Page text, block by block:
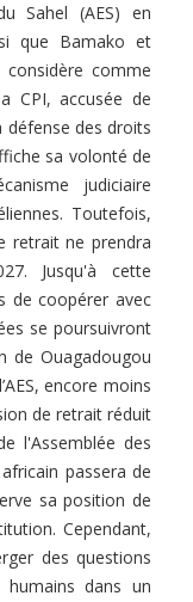
Sahel (AES) en
que Bamako et
comme
CPI, accusée de
des droits
sa volonté de
judiciaire
Toutefois,
retrait ne prendra
Jusqu'à cette
de coopérer avec
se poursuivront
de Ouagadougou
encore moins
de retrait réduit
l'Assemblée des
passera de
sa position de
Cependant,
des questions
dans un